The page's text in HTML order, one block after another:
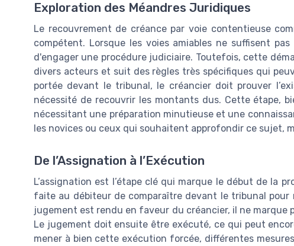
Exploration des Méandres Juridiques
Le recouvrement de créance par voie contentieuse
compétent. Lorsque les voies amiables ne suffisent
d'engager une procédure judiciaire. Toutefois, cette
divers acteurs et suit des règles très spécifiques qui
portée devant le tribunal, le créancier doit prouver
nécessité de recouvrir les montants dus. Cette étape,
nécessitant une préparation minutieuse et une
les novices ou ceux qui souhaitent approfondir ce sujet,
De l’Assignation à l’Exécution
L’assignation est l’étape clé qui marque le début de la
faite au débiteur de comparaître devant le tribunal pour
jugement est rendu en faveur du créancier, il ne marque
Le jugement doit ensuite être exécuté, ce qui peut
mener à bien cette exécution forcée, différentes